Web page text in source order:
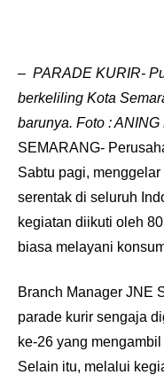
– PARADE KURIR-
berkeliling Kota
barunya. Foto :
SEMARANG-
Sabtu pagi,
serentak di seluruh
kegiatan diikuti oleh
biasa melayani
Branch Manager JNE
parade kurir sengaja
ke-26 yang mengambil
Selain itu, melalui